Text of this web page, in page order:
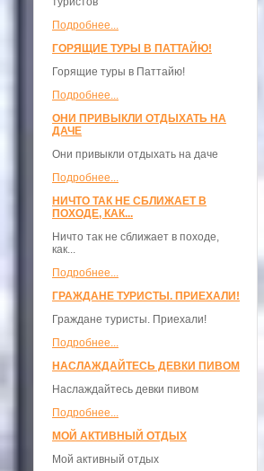
Подробнее...
ГОРЯЩИЕ ТУРЫ В ПАТТАЙЮ!
Горящие туры в Паттайю!
Подробнее...
ОНИ ПРИВЫКЛИ ОТДЫХАТЬ НА
ДАЧЕ
Они привыкли отдыхать на даче
Подробнее...
НИЧТО ТАК НЕ СБЛИЖАЕТ В
ПОХОДЕ, КАК...
Ничто так не сближает в походе,
как...
Подробнее...
ГРАЖДАНЕ ТУРИСТЫ. ПРИЕХАЛИ!
Граждане туристы. Приехали!
Подробнее...
НАСЛАЖДАЙТЕСЬ ДЕВКИ ПИВОМ
Наслаждайтесь девки пивом
Подробнее...
МОЙ АКТИВНЫЙ ОТДЫХ
Мой активный отдых